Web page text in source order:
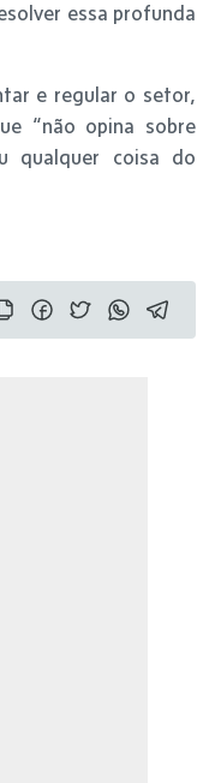
essa profunda
e regular o setor,
“não opina sobre
qualquer coisa do